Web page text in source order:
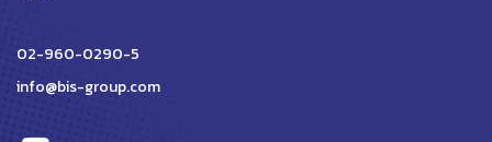
02-960-0290-5
info@bis-group.com